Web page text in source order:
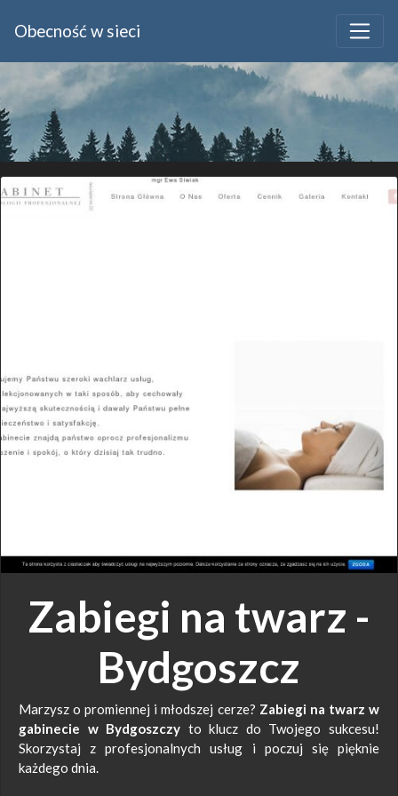
Obecność w sieci
Zabiegi na twarz -
Bydgoszcz
Marzysz o promiennej i młodszej cerze? Zabiegi na twarz w
gabinecie w Bydgoszczy to klucz do Twojego sukcesu!
Skorzystaj z profesjonalnych usług i poczuj się pięknie
każdego dnia.